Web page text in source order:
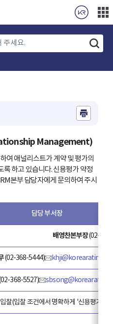
Management)
여 애널리스트가 계약 및 평가의
록 하고 있습니다.신용평가 약정
본부 담당자에게 문의하여 주시
담당 부서장
배영찬본부장(02-
(02-368-5444)
368-5527)
찰(입찰 조건에서 명확하게 '신용평가사